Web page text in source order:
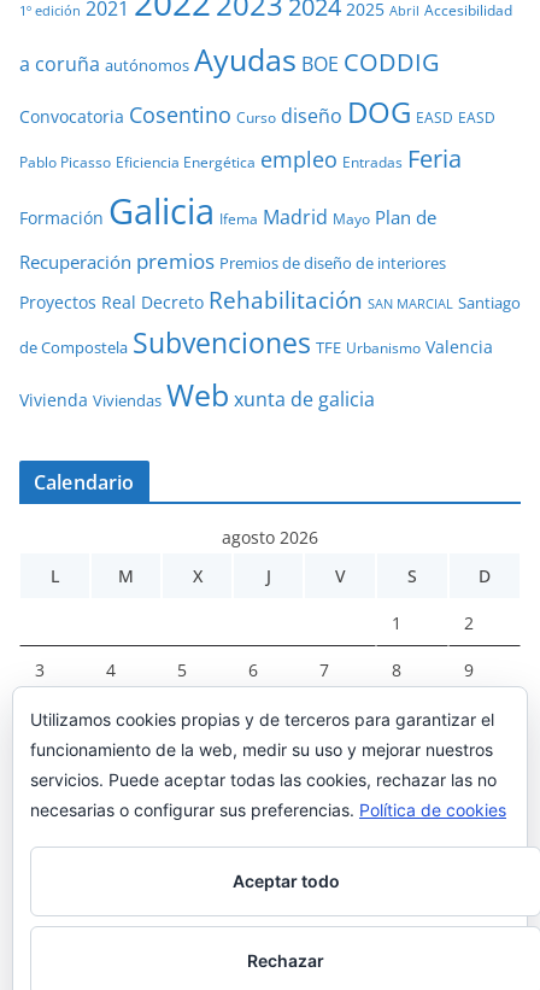
1º edición 2021 2025 Abril Accesibilidad
a coruña autónomos Ayudas BOE CODDIG
Convocatoria Cosentino Curso diseño DOG EASD EASD
Pablo Picasso Eficiencia Energética empleo Entradas Feria
Formación Galicia Ifema Madrid Mayo Plan de
Recuperación premios Premios de diseño de interiores
Proyectos Real Decreto Rehabilitación SAN MARCIAL Santiago
de Compostela Subvenciones TFE Urbanismo Valencia
Vivienda Viviendas Web xunta de galicia
Calendario
agosto 2026
L
M X J V S D
1 2
3 4 5 6 7 8 9
10 11 12 13 14 15 16
17 18 19 20 21 22 23
24 25 26 27 28 29 30
« Mar
Utilizamos cookies propias y de terceros para garantizar el
funcionamiento de la web, medir su uso y mejorar nuestros
servicios. Puede aceptar todas las cookies, rechazar las no
necesarias o configurar sus preferencias. Política de cookies
Aceptar todo
Rechazar